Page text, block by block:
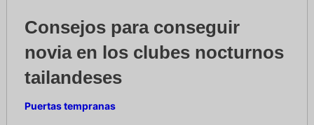
Consejos para conseguir
novia en los clubes nocturnos
tailandeses
Puertas tempranas